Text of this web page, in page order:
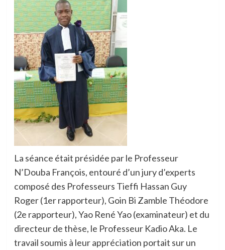
La séance était présidée par le Professeur
N’Douba François, entouré d’un jury d’experts
composé des Professeurs Tieffi Hassan Guy
Roger (1er rapporteur), Goin Bi Zamble Théodore
(2e rapporteur), Yao René Yao (examinateur) et du
directeur de thèse, le Professeur Kadio Aka. Le
travail soumis à leur appréciation portait sur un